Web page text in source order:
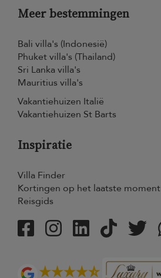
Meer bestemmingen
Bali villa's (Indonesië)
Phuket villa's (Thailand)
Sri Lanka villa's
Mauritius villa's
Vakantiehuizen Italië
Vakantiehuizen St Barts
Inspiratie
Villa Finder
Kortingen op het laatste moment
Reisgids